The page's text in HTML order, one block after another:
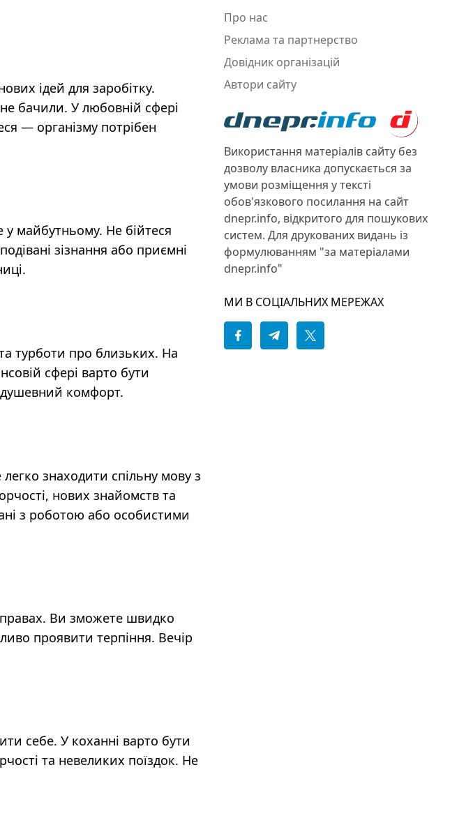
ідей для заробітку.
бачили. У любовній сфері
— організму потрібен
майбутньому. Не бійтеся
зізнання або приємні
турботи про близьких. На
сфері варто бути
комфорт.
знаходити спільну мову з
нових знайомств та
з роботою або особистими
Ви зможете швидко
проявити терпіння. Вечір
себе. У коханні варто бути
та невеликих поїздок. Не
Про нас
Реклама та партнерство
Довідник організацій
Автори сайту
Використання матеріалів сайту без
дозволу власника допускається за
умови розміщення у тексті
обов'язкового посилання на сайт
dnepr.info, відкритого для пошукових
систем. Для друкованих видань із
формулюванням "за матеріалами
dnepr.info"
МИ В СОЦІАЛЬНИХ МЕРЕЖАХ